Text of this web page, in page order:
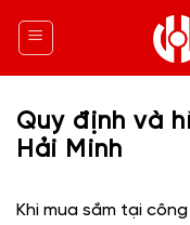
Quy định và
Hải Minh
Khi mua sắm tại